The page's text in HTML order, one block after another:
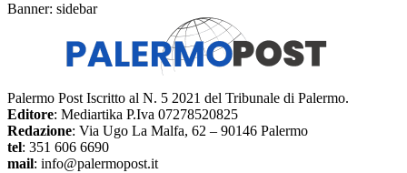
Banner: sidebar
Palermo Post Iscritto al N. 5 2021 del Tribunale di Palermo.
Editore: Mediartika P.Iva 07278520825
Redazione: Via Ugo La Malfa, 62 – 90146 Palermo
tel: 351 606 6690
mail: info@palermopost.it